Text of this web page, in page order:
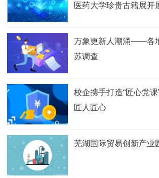
医药大学珍贵古籍展开
万象更新人潮涌——各
苏调查
校企携手打造“匠心党
匠人匠心
芜湖国际贸易创新产业